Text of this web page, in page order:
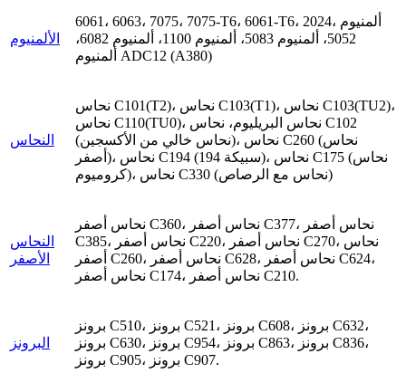
الألمنيوم
6061، 6063، 7075، 7075-T6، 6061-T6، 2024، ألمنيوم
5052، ألمنيوم 5083، ألمنيوم 1100، ألمنيوم 6082،
ألمنيوم ADC12 (A380)
النحاس
نحاس C101(T2)، نحاس C103(T1)، نحاس C103(TU2)،
نحاس C110(TU0)، نحاس البريليوم، نحاس C102
(نحاس خالي من الأكسجين)، نحاس C260 (نحاس
أصفر)، نحاس C194 (سبيكة 194)، نحاس C175 (نحاس
كروميوم)، نحاس C330 (نحاس مع الرصاص)
النحاس
الأصفر
نحاس أصفر C360، نحاس أصفر C377، نحاس أصفر
C385، نحاس أصفر C220، نحاس أصفر C270، نحاس
أصفر C260، نحاس أصفر C628، نحاس أصفر C624،
نحاس أصفر C174، نحاس أصفر C210.
البرونز
برونز C510، برونز C521، برونز C608، برونز C632،
برونز C630، برونز C954، برونز C863، برونز C836،
برونز C905، برونز C907.